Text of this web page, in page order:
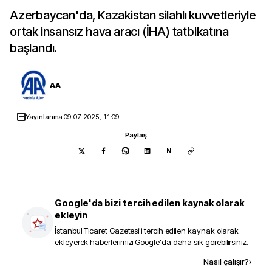
Azerbaycan'da, Kazakistan silahlı kuvvetleriyle
ortak insansız hava aracı (İHA) tatbikatına
başlandı.
AA
Yayınlanma09.07.2025, 11:09
Paylaş
N
Google'da bizi tercih edilen kaynak olarak
ekleyin
İstanbul Ticaret Gazetesi'i tercih edilen kaynak olarak
ekleyerek haberlerimizi Google'da daha sık görebilirsiniz.
Nasıl çalışır?›